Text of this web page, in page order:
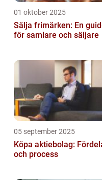
01 oktober 2025
Sälja frimärken: En
för samlare och säljare
05 september 2025
Köpa aktiebolag:
och process